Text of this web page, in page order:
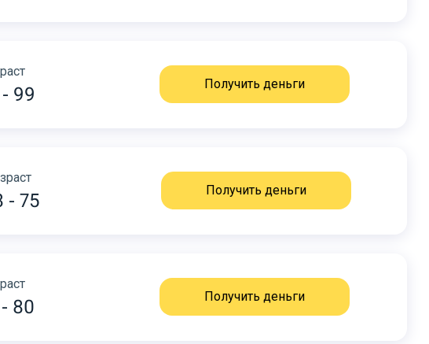
99 Получить деньги
- 75 Получить деньги
80 Получить деньги